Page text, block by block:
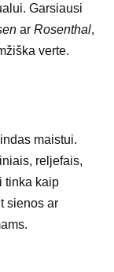
Garsiausi
ar Rosenthal,
verte.
maistui.
reljefais,
tinka kaip
sienos ar